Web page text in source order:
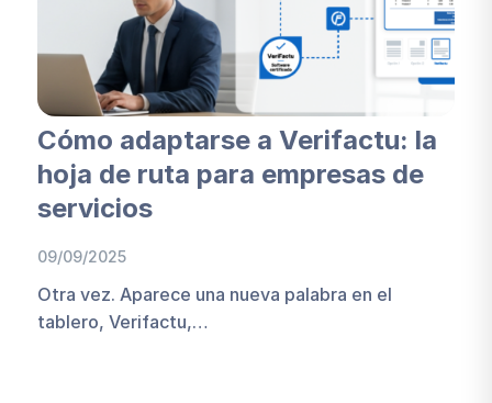
Cómo adaptarse a Verifactu: la
hoja de ruta para empresas de
servicios
09/09/2025
Otra vez. Aparece una nueva palabra en el
tablero, Verifactu,…